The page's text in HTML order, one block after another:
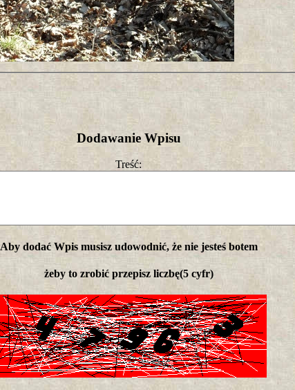
Dodawanie Wpisu
Treść:
Aby dodać Wpis musisz udowodnić, że nie jesteś botem
żeby to zrobić przepisz liczbę(5 cyfr)